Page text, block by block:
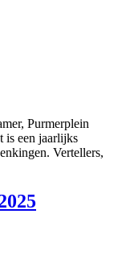
Purmerplein
is een jaarlijks
Vertellers,